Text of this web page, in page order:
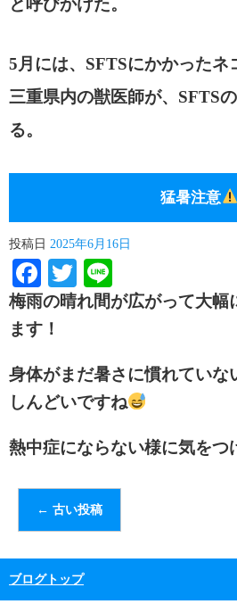
5月には、 SFTSにかかったネ
三重県内の獣医師が、 SFTS
る。
猛暑注意
投稿日 2025年6月16日
Facebook
Twitter
梅雨の晴れ間が広がって大幅
ます！
身体がまだ暑さに慣れていな
しんどいですね
熱中症にならない様に気をつ
← 古い投稿
ブログトップ